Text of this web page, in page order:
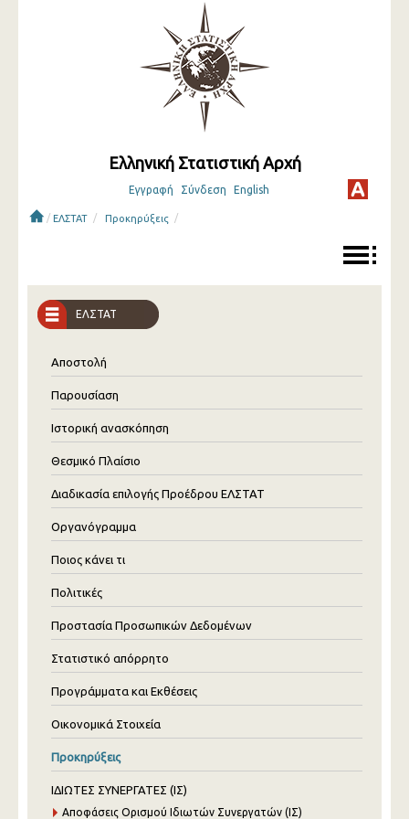
Ελληνική Στατιστική Αρχή
Εγγραφή Σύνδεση English
/ ΕΛΣΤΑΤ / Προκηρύξεις /
ΕΛΣΤΑΤ
Αποστολή
Παρουσίαση
Ιστορική ανασκόπηση
Θεσμικό Πλαίσιο
Διαδικασία επιλογής Προέδρου ΕΛΣΤΑΤ
Οργανόγραμμα
Ποιος κάνει τι
Πολιτικές
Προστασία Προσωπικών Δεδομένων
Στατιστικό απόρρητο
Προγράμματα και Εκθέσεις
Οικονομικά Στοιχεία
Προκηρύξεις
ΙΔΙΩΤΕΣ ΣΥΝΕΡΓΑΤΕΣ (ΙΣ)
Αποφάσεις Ορισμού Ιδιωτών Συνεργατών (ΙΣ)